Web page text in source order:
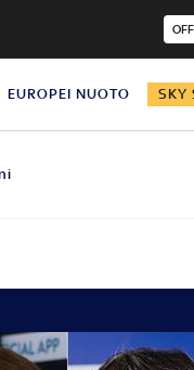
EUROPEI NUOTO SKY